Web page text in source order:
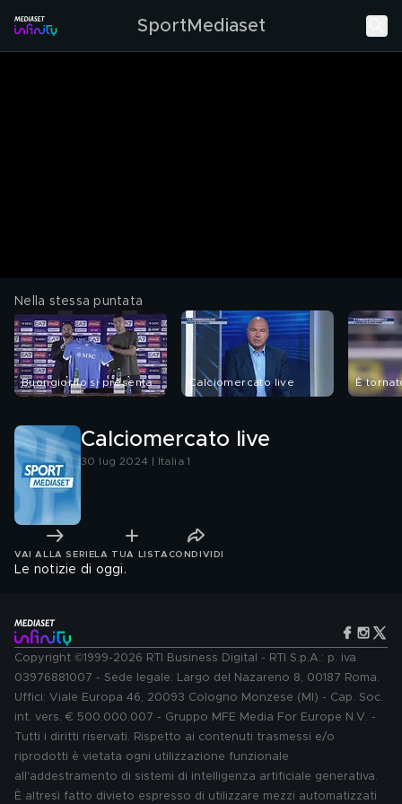
SportMediaset
Nella stessa puntata
Buongiorno si presenta Calciomercato live È
Calciomercato live
30 lug 2024 | Italia 1
VAI ALLA SERIE LA TUA LISTA CONDIVIDI
Le notizie di oggi.
Copyright ©1999-2026 RTI Business Digital - RTI S.p.A.: p. iva
03976881007 - Sede legale: Largo del Nazareno 8, 00187 Roma.
Uffici: Viale Europa 46, 20093 Cologno Monzese (MI) - Cap. Soc.
int. vers. € 500.000.007 - Gruppo MFE Media For Europe N.V. -
Tutti i diritti riservati. Rispetto ai contenuti trasmessi e/o
riprodotti è vietata ogni utilizzazione funzionale
all'addestramento di sistemi di intelligenza artificiale generativa.
È altresì fatto divieto espresso di utilizzare mezzi automatizzati